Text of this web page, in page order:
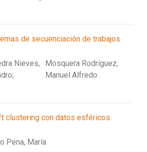
de secuenciación de trabajos
Nieves,
Mosquera Rodríguez,
Manuel Alfredo
clustering con datos esféricos
Pena, María